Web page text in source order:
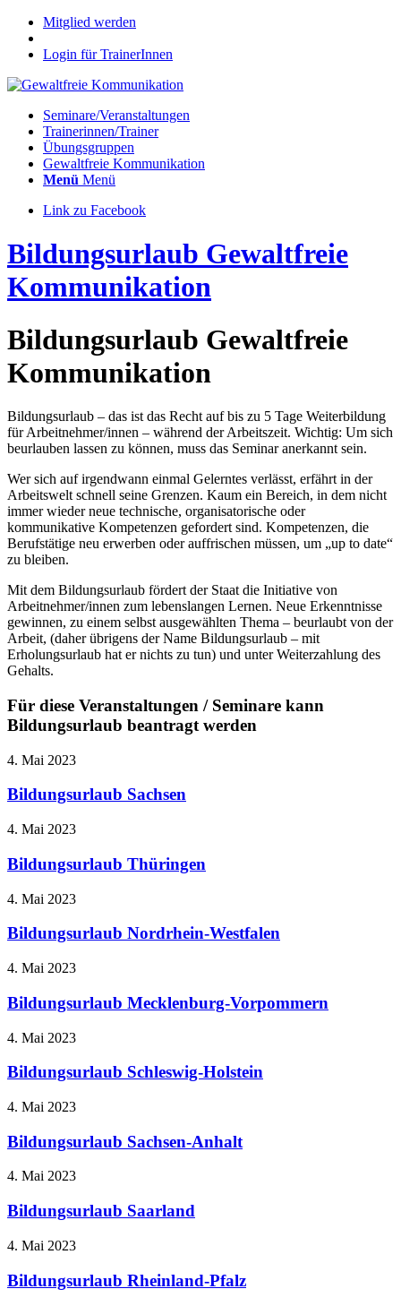
Mitglied werden
Login für TrainerInnen
Seminare/Veranstaltungen
Trainerinnen/Trainer
Übungsgruppen
Gewaltfreie Kommunikation
Menü Menü
Link zu Facebook
Bildungsurlaub Gewaltfreie
Kommunikation
Bildungsurlaub Gewaltfreie
Kommunikation
Bildungsurlaub – das ist das Recht auf bis zu 5 Tage Weiterbildung
für Arbeitnehmer/innen – während der Arbeitszeit. Wichtig: Um sich
beurlauben lassen zu können, muss das Seminar anerkannt sein.
Wer sich auf irgendwann einmal Gelerntes verlässt, erfährt in der
Arbeitswelt schnell seine Grenzen. Kaum ein Bereich, in dem nicht
immer wieder neue technische, organisatorische oder
kommunikative Kompetenzen gefordert sind. Kompetenzen, die
Berufstätige neu erwerben oder auffrischen müssen, um „up to date“
zu bleiben.
Mit dem Bildungsurlaub fördert der Staat die Initiative von
Arbeitnehmer/innen zum lebenslangen Lernen. Neue Erkenntnisse
gewinnen, zu einem selbst ausgewählten Thema – beurlaubt von der
Arbeit, (daher übrigens der Name Bildungsurlaub – mit
Erholungsurlaub hat er nichts zu tun) und unter Weiterzahlung des
Gehalts.
Für diese Veranstaltungen / Seminare kann
Bildungsurlaub beantragt werden
4. Mai 2023
Bildungsurlaub Sachsen
4. Mai 2023
Bildungsurlaub Thüringen
4. Mai 2023
Bildungsurlaub Nordrhein-Westfalen
4. Mai 2023
Bildungsurlaub Mecklenburg-Vorpommern
4. Mai 2023
Bildungsurlaub Schleswig-Holstein
4. Mai 2023
Bildungsurlaub Sachsen-Anhalt
4. Mai 2023
Bildungsurlaub Saarland
4. Mai 2023
Bildungsurlaub Rheinland-Pfalz